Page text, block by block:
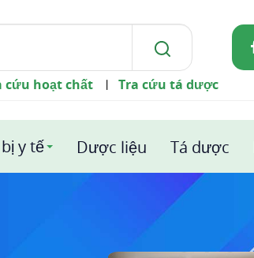
cứu hoạt chất | Tra cứu tá dược
y tế Dược liệu Tá dược